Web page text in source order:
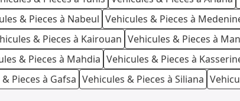
& Pieces à Nabeul Vehicules & Pieces à
& Pieces à Kairouan Vehicules & Pieces à
& Pieces à Mahdia Vehicules & Pieces à
Pieces à Gafsa Vehicules & Pieces à Siliana